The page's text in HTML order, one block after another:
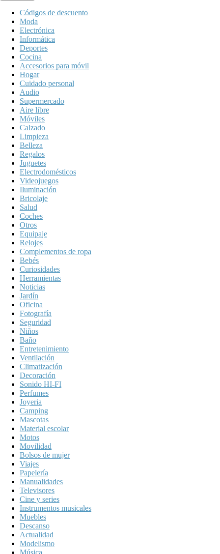
Códigos de descuento
Moda
Electrónica
Informática
Deportes
Cocina
Accesorios para móvil
Hogar
Cuidado personal
Audio
Supermercado
Aire libre
Móviles
Calzado
Limpieza
Belleza
Regalos
Juguetes
Electrodomésticos
Videojuegos
Iluminación
Bricolaje
Salud
Coches
Otros
Equipaje
Relojes
Complementos de ropa
Bebés
Curiosidades
Herramientas
Noticias
Jardín
Oficina
Fotografía
Seguridad
Niños
Baño
Entretenimiento
Ventilación
Climatización
Decoración
Sonido HI-FI
Perfumes
Joyeria
Camping
Mascotas
Material escolar
Motos
Movilidad
Bolsos de mujer
Viajes
Papelería
Manualidades
Televisores
Cine y series
Instrumentos musicales
Muebles
Descanso
Actualidad
Modelismo